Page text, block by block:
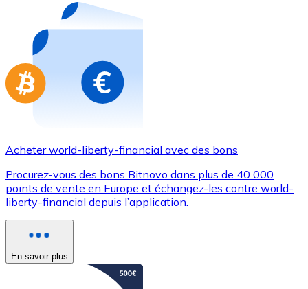
Acheter world-liberty-financial avec des bons
Procurez-vous des bons Bitnovo dans plus de 40 000
points de vente en Europe et échangez-les contre world-
liberty-financial depuis l’application.
En savoir plus